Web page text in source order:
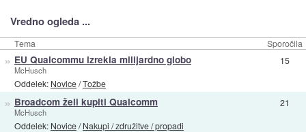
Vredno ogleda ...
Tema Sporočila
» EU Qualcommu izrekla milijardno globo
McHusch
Oddelek: Novice/Tožbe
15
» Broadcom želi kupiti Qualcomm
McHusch
Oddelek: Novice/Nakupi / združitve / propadi
21